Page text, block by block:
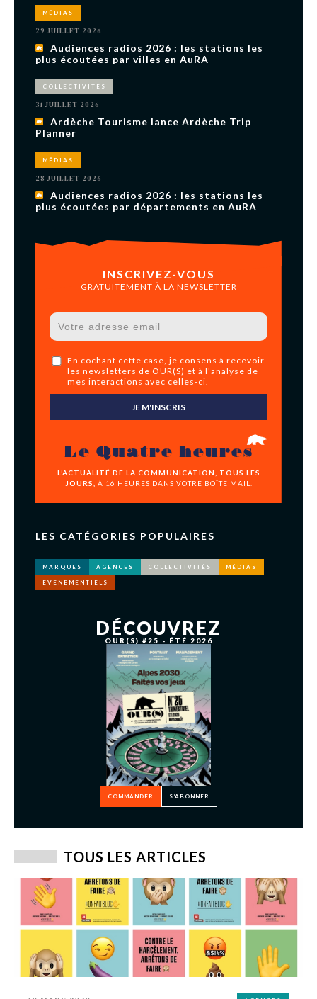
MÉDIAS
29 JUILLET 2026
Audiences radios 2026 : les stations les
plus écoutées par villes en AuRA
COLLECTIVITÉS
31 JUILLET 2026
Ardèche Tourisme lance Ardèche Trip
Planner
MÉDIAS
28 JUILLET 2026
Audiences radios 2026 : les stations les
plus écoutées par départements en AuRA
INSCRIVEZ-VOUS
GRATUITEMENT À LA NEWSLETTER
En cochant cette case, je consens à recevoir
les newsletters de OUR(S) et à l'analyse de
mes interactions avec celles-ci.
JE M'INSCRIS
Le Quatre heures
L’ACTUALITÉ DE LA COMMUNICATION, TOUS LES
JOURS,
À 16 HEURES DANS VOTRE BOÎTE MAIL.
LES CATÉGORIES POPULAIRES
MARQUES AGENCES COLLECTIVITÉS MÉDIAS
ÉVÉNEMENTIELS
DÉCOUVREZ
OUR(S) #25 - ÉTÉ 2026
COMMANDER S’ABONNER
TOUS LES ARTICLES